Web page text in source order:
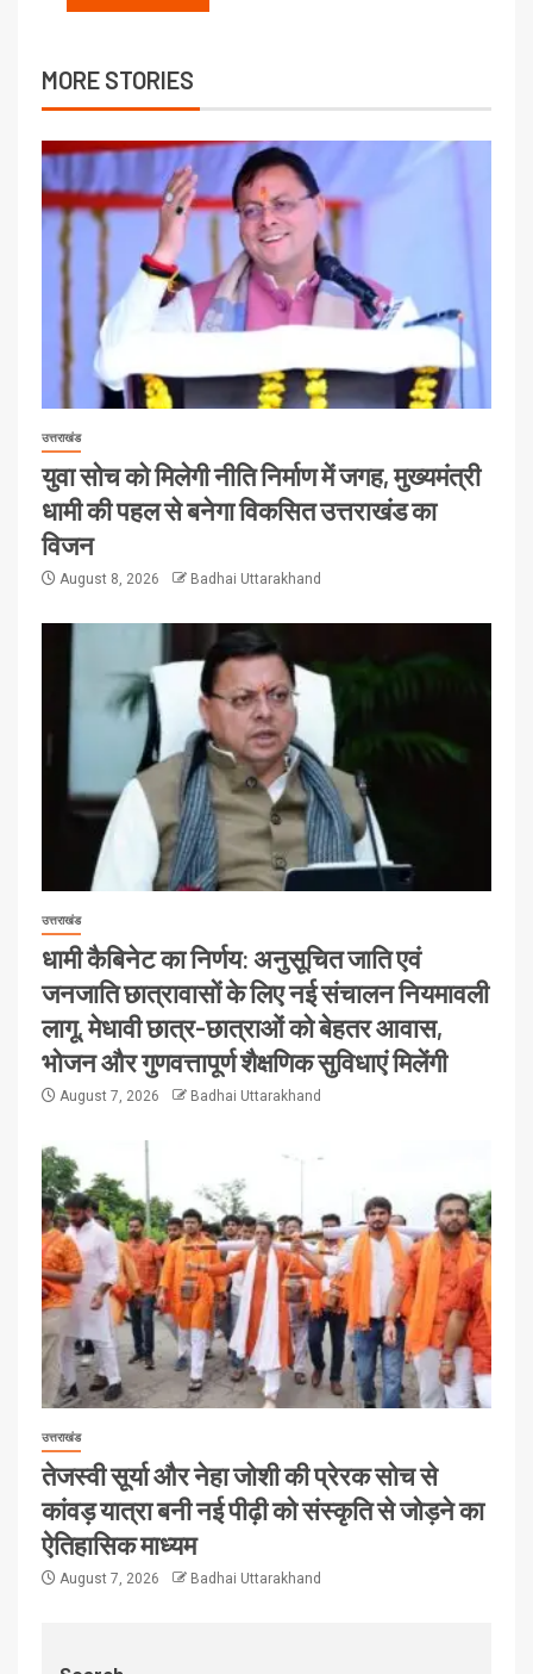
MORE STORIES
उत्तराखंड
युवा सोच को मिलेगी नीति निर्माण में जगह, मुख्यमंत्री
धामी की पहल से बनेगा विकसित उत्तराखंड का
विजन
August 8, 2026 Badhai Uttarakhand
उत्तराखंड
धामी कैबिनेट का निर्णय: अनुसूचित जाति एवं
जनजाति छात्रावासों के लिए नई संचालन नियमावली
लागू, मेधावी छात्र-छात्राओं को बेहतर आवास,
भोजन और गुणवत्तापूर्ण शैक्षणिक सुविधाएं मिलेंगी
August 7, 2026 Badhai Uttarakhand
उत्तराखंड
तेजस्वी सूर्या और नेहा जोशी की प्रेरक सोच से
कांवड़ यात्रा बनी नई पीढ़ी को संस्कृति से जोड़ने का
ऐतिहासिक माध्यम
August 7, 2026 Badhai Uttarakhand